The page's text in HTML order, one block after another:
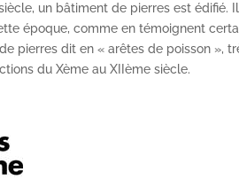
un bâtiment de pierres est édifié.
époque, comme en témoignent
pierres dit en « arêtes de poisson »,
du Xème au XIIème siècle.